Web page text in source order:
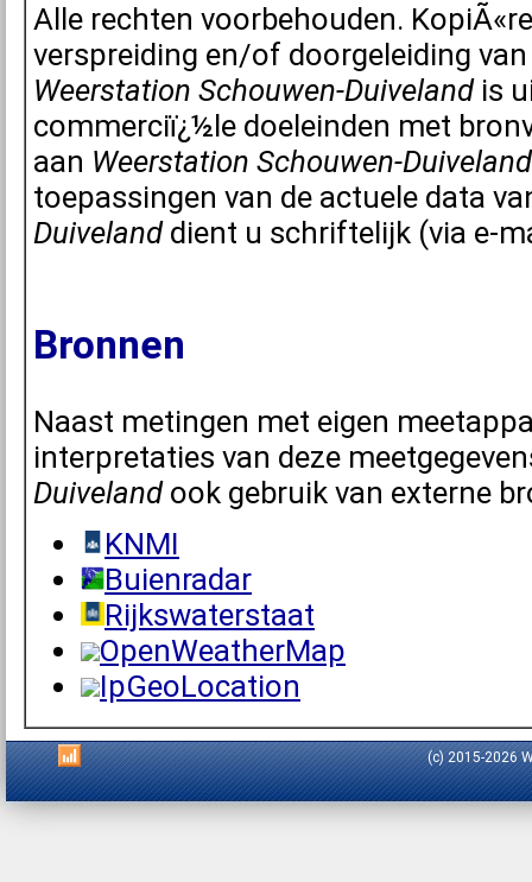
Alle rechten voorbehouden.
verspreiding en/of doorgeleiding
Weerstation Schouwen-Duivelandis
commerciï¿½le doeleinden met
aan Weerstation Schouwen-Duiveland
toepassingen van de actuele data
Duivelanddient u schriftelijk (via e-
Bronnen
Naast metingen met eigen
interpretaties van deze
Duivelandook gebruik van externe
KNMI
Buienradar
Rijkswaterstaat
OpenWeatherMap
IpGeoLocation
(c) 2015-2026